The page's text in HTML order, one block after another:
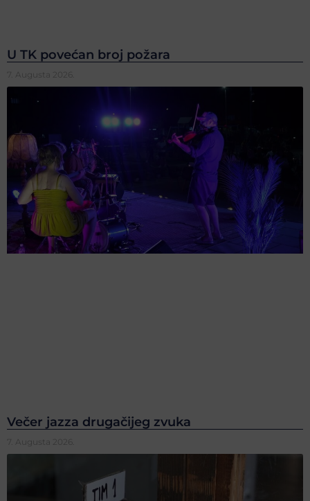
U TK povećan broj požara
7. Augusta 2026.
Večer jazza drugačijeg zvuka
7. Augusta 2026.